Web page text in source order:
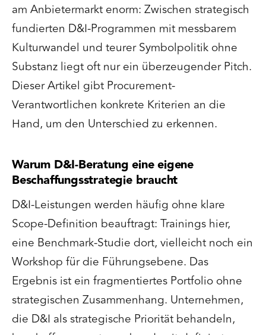
am Anbietermarkt enorm: Zwischen strategisch
fundierten D&I-Programmen mit messbarem
Kulturwandel und teurer Symbolpolitik ohne
Substanz liegt oft nur ein überzeugender Pitch.
Dieser Artikel gibt Procurement-
Verantwortlichen konkrete Kriterien an die
Hand, um den Unterschied zu erkennen.
Warum D&I-Beratung eine eigene
Beschaffungsstrategie braucht
D&I-Leistungen werden häufig ohne klare
Scope-Definition beauftragt: Trainings hier,
eine Benchmark-Studie dort, vielleicht noch ein
Workshop für die Führungsebene. Das
Ergebnis ist ein fragmentiertes Portfolio ohne
strategischen Zusammenhang. Unternehmen,
die D&I als strategische Priorität behandeln,